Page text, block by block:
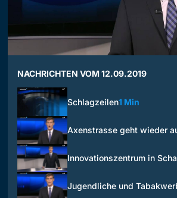
NACHRICHTEN VOM 12.09.2019
Schlagzeilen1 Min
Axenstrasse geht wieder
Innovationszentrum in
Jugendliche und